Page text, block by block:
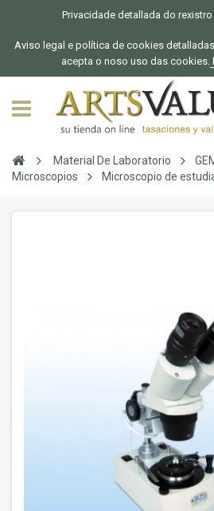
Privacidade detallada do
Aviso legal e política de cookies
acepta o noso uso das cookies.
Material De Laboratorio
Microscopios
Microscopio de